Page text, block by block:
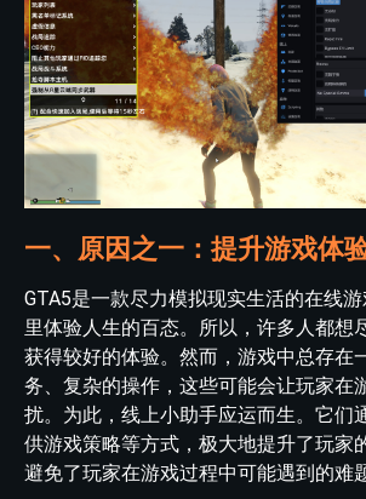
一、原因之一：提升游戏体
GTA5是一款尽力模拟现实生活的在线
里体验人生的百态。所以，许多人都想
获得较好的体验。然而，游戏中总存在
务、复杂的操作，这些可能会让玩家在
扰。为此，线上小助手应运而生。它们
供游戏策略等方式，极大地提升了玩家
避免了玩家在游戏过程中可能遇到的难